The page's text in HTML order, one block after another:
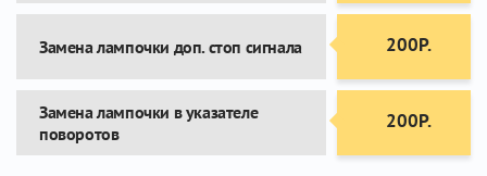
Замена лампочки доп. стоп сигнала 200Р.
Замена лампочки в указателе
поворотов
200Р.